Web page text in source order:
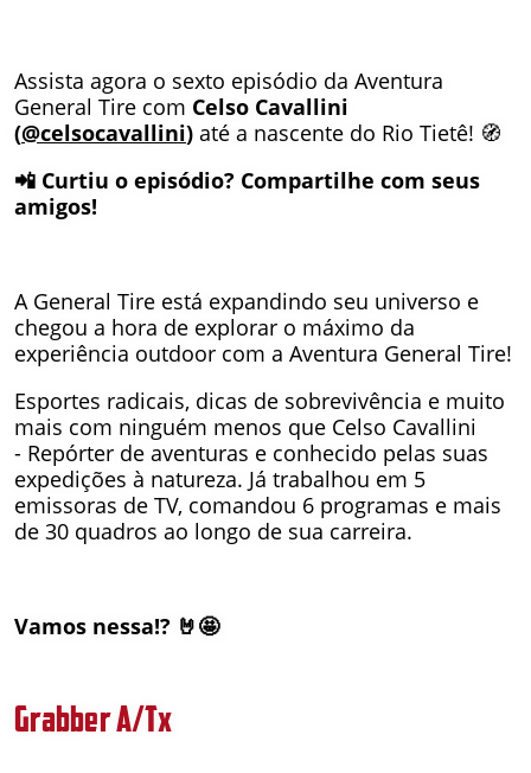
Assista agora o sexto episódio da Aventura
General Tire com Celso Cavallini
(@celsocavallini) até a nascente do Rio Tietê! 🧭
📲 Curtiu o episódio? Compartilhe com seus
amigos!
A General Tire está expandindo seu universo e
chegou a hora de explorar o máximo da
experiência outdoor com a Aventura General Tire!
Esportes radicais, dicas de sobrevivência e muito
mais com ninguém menos que Celso Cavallini
- Repórter de aventuras e conhecido pelas suas
expedições à natureza. Já trabalhou em 5
emissoras de TV, comandou 6 programas e mais
de 30 quadros ao longo de sua carreira.
Vamos nessa!? 🤘🤩
Grabber A/Tx